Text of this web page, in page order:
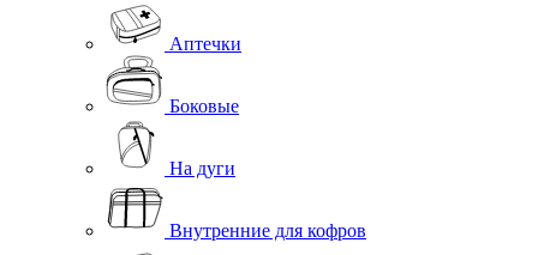
Аптечки
Боковые
На дуги
Внутренние для кофров